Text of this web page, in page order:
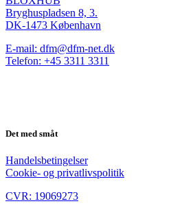
Bryghuspladsen 8, 3.
DK-1473 København
E-mail: dfm@dfm-net.dk
Telefon: +45 3311 3311
Det med småt
Handelsbetingelser
Cookie- og privatlivspolitik
CVR: 19069273